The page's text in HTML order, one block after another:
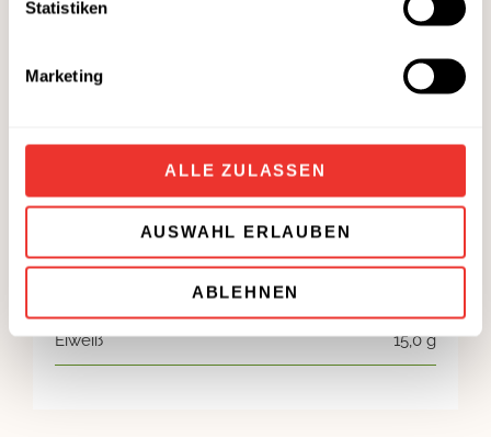
Statistiken
Marketing
ALLE ZULASSEN
AUSWAHL ERLAUBEN
ABLEHNEN
Nährwerte
Eiweiß 15,0 g